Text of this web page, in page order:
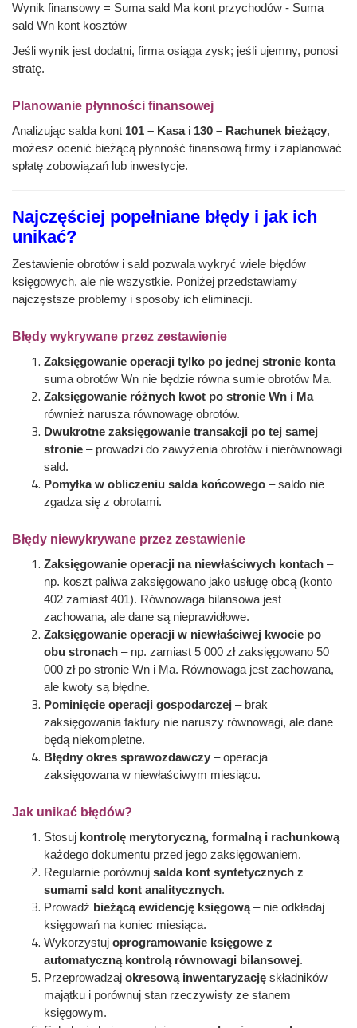
Wynik finansowy = Suma sald Ma kont przychodów - Suma
sald Wn kont kosztów
Jeśli wynik jest dodatni, firma osiąga zysk; jeśli ujemny, ponosi
stratę.
Planowanie płynności finansowej
Analizując salda kont 101 – Kasai 130 – Rachunek bieżący,
możesz ocenić bieżącą płynność finansową firmy i zaplanować
spłatę zobowiązań lub inwestycje.
Najczęściej popełniane błędy i jak ich
unikać?
Zestawienie obrotów i sald pozwala wykryć wiele błędów
księgowych, ale nie wszystkie. Poniżej przedstawiamy
najczęstsze problemy i sposoby ich eliminacji.
Błędy wykrywane przez zestawienie
Zaksięgowanie operacji tylko po jednej stronie konta–
suma obrotów Wn nie będzie równa sumie obrotów Ma.
Zaksięgowanie różnych kwot po stronie Wn i Ma–
również narusza równowagę obrotów.
Dwukrotne zaksięgowanie transakcji po tej samej
stronie – prowadzi do zawyżenia obrotów i nierównowagi
sald.
Pomyłka w obliczeniu salda końcowego – saldo nie
zgadza się z obrotami.
Błędy niewykrywane przez zestawienie
Zaksięgowanie operacji na niewłaściwych kontach –
np. koszt paliwa zaksięgowano jako usługę obcą (konto
402 zamiast 401). Równowaga bilansowa jest
zachowana, ale dane są nieprawidłowe.
Zaksięgowanie operacji w niewłaściwej kwocie po
obu stronach – np. zamiast 5 000 zł zaksięgowano 50
000 zł po stronie Wn i Ma. Równowaga jest zachowana,
ale kwoty są błędne.
Pominięcie operacji gospodarczej – brak
zaksięgowania faktury nie naruszy równowagi, ale dane
będą niekompletne.
Błędny okres sprawozdawczy – operacja
zaksięgowana w niewłaściwym miesiącu.
Jak unikać błędów?
Stosuj kontrolę merytoryczną, formalną i rachunkową
każdego dokumentu przed jego zaksięgowaniem.
Regularnie porównuj salda kont syntetycznych z
sumami sald kont analitycznych.
Prowadź bieżącą ewidencję księgową– nie odkładaj
księgowań na koniec miesiąca.
Wykorzystuj oprogramowanie księgowe z
automatyczną kontrolą równowagi bilansowej.
Przeprowadzaj okresową inwentaryzację składników
majątku i porównuj stan rzeczywisty ze stanem
księgowym.